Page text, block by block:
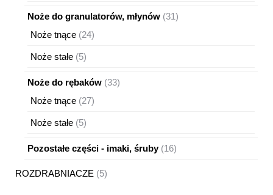
Noże do granulatorów, młynów 3131
Noże tnące 2424
Noże stałe 55
Noże do rębaków 3333
Noże tnące 2727
Noże stałe 55
Pozostałe części - imaki, śruby 1616
ROZDRABNIACZE
55